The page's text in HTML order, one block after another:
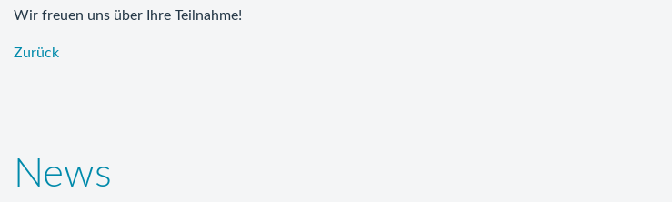
Wir freuen uns über Ihre Teilnahme!
Zurück
News